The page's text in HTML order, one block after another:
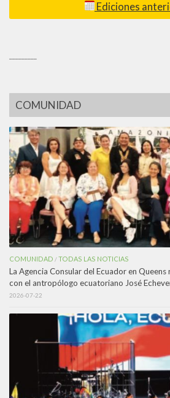
Ediciones
COMUNIDAD
COMUNIDAD /TODAS LAS NOTICIAS
La Agencia Consular del Ecuador en
con el antropólogo ecuatoriano José
2026-07-22